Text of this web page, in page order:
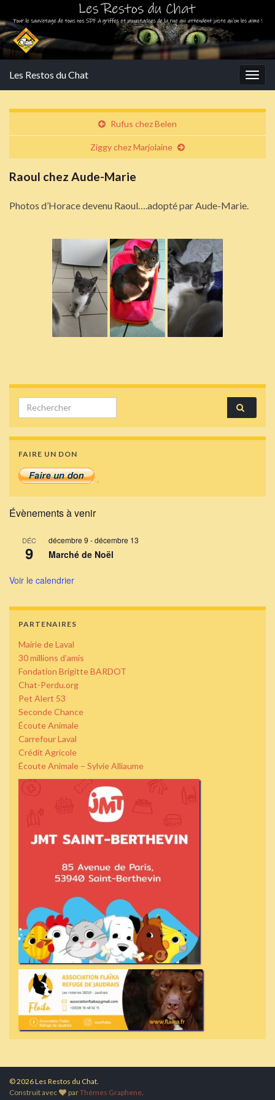
Les Restos du Chat
Rufus chez Belen
Ziggy chez Marjolaine
Raoul chez Aude-Marie
Photos d’Horace devenu Raoul….adopté par Aude-Marie.
Search for:
FAIRE UN DON
Évènements à venir
DÉC
9
décembre 9 -décembre 13
Marché de Noël
Voir le calendrier
PARTENAIRES
Mairie de Laval
30 millions d’amis
Fondation Brigitte BARDOT
Chat-Perdu.org
Pet Alert 53
Seconde Chance
Écoute Animale
Carrefour Laval
Crédit Agricole
Écoute Animale – Sylvie Alliaume
© 2026 Les Restos du Chat.
Construit avec
parThèmes Graphene